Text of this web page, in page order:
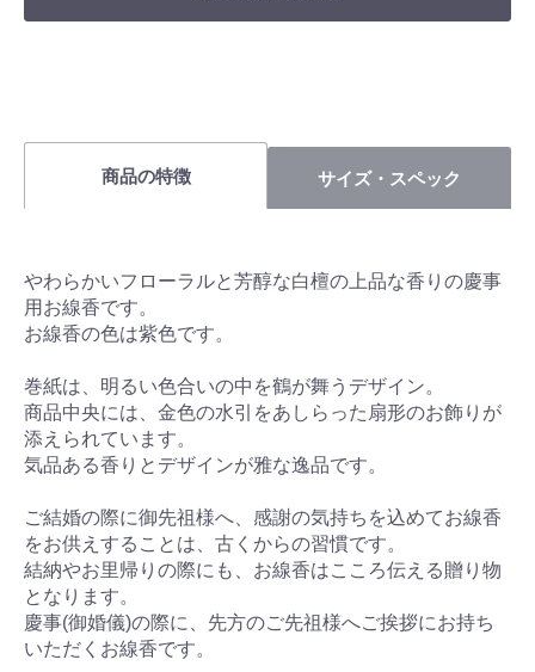
商品の特徴 サイズ・スペック
やわらかいフローラルと芳醇な白檀の上品な香りの慶事
用お線香です。
お線香の色は紫色です。
巻紙は、明るい色合いの中を鶴が舞うデザイン。
商品中央には、金色の水引をあしらった扇形のお飾りが
添えられています。
気品ある香りとデザインが雅な逸品です。
ご結婚の際に御先祖様へ、感謝の気持ちを込めてお線香
をお供えすることは、古くからの習慣です。
結納やお里帰りの際にも、お線香はこころ伝える贈り物
となります。
慶事(御婚儀)の際に、先方のご先祖様へご挨拶にお持ち
いただくお線香です。